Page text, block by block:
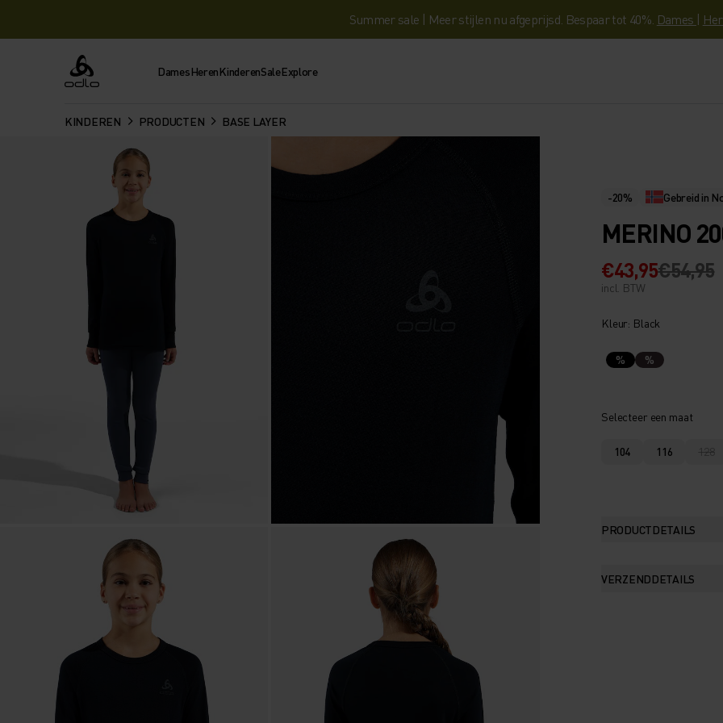
Summer sale | Meer stijlen nu afgeprijsd. Bespaar tot 40%. Dames |
Odlo DamesHerenKinderenSaleExplore
KINDEREN PRODUCTEN BASE LAYER
-20% Gebreid in
MERINO
€43,95€54,95
incl. BTW
Kleur: Black
% %
Selecteer een maat
104 116 128
PRODUCTDETAILS
VERZENDDETAILS